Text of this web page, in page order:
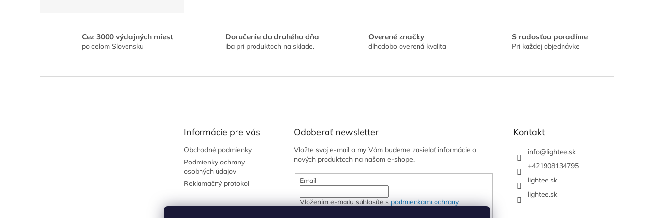
Cez 3000 výdajných miest
po celom Slovensku
Doručenie do druhého dňa
iba pri produktoch na sklade.
Overené značky
dlhodobo overená kvalita
S radosťou poradíme
Pri každej objednávke
Informácie pre vás
Obchodné podmienky
Podmienky ochrany
osobných údajov
Reklamačný protokol
Odoberať newsletter
Vložte svoj e-mail a my Vám budeme zasielať informácie o
nových produktoch na našom e-shope.
Email
Vložením e-mailu súhlasíte spodmienkami ochrany
Kontakt
info@lightee.sk
+421908134795
lightee.sk
lightee.sk